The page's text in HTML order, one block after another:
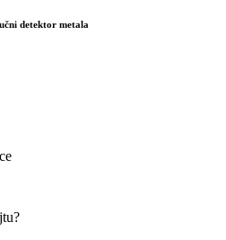
detektor metala